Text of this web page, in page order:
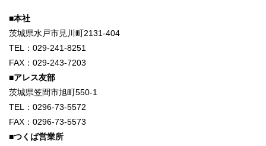
■本社
茨城県水戸市見川町2131-404
TEL：029-241-8251
FAX：029-243-7203
■アレス友部
茨城県笠間市旭町550-1
TEL：0296-73-5572
FAX：0296-73-5573
■つくば営業所